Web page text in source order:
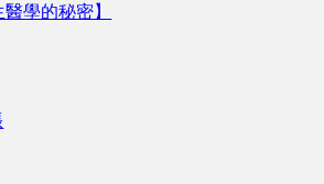
學的秘密】